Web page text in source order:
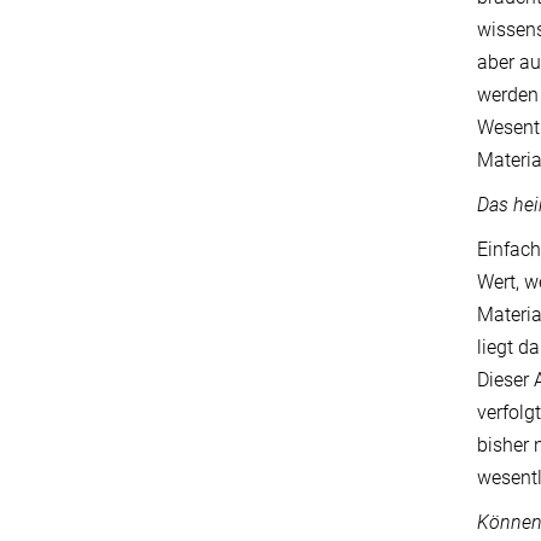
aber
Das
Wert,
liegt
Dieser
bisher